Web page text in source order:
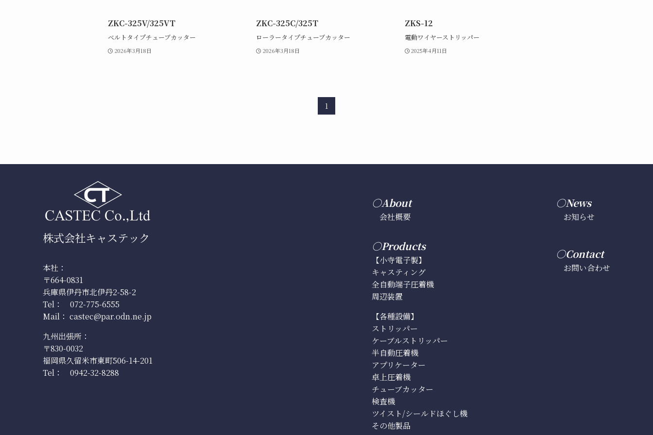
ZKC-325V/325VT
ベルトタイプチューブカッター
2026年3月18日
ZKC-325C/325T
ローラータイプチューブカッター
2026年3月18日
ZKS-12
電動ワイヤーストリッパー
2025年4月11日
1
株式会社キャステック
本社：
〒664-0831
兵庫県伊丹市北伊丹2-58-2
Tel： 072-775-6555
Mail： castec@par.odn.ne.jp
九州出張所：
〒830-0032
福岡県久留米市東町506-14-201
Tel： 0942-32-8288
○About
会社概要
○Products
【小寺電子製】
キャスティング
全自動端子圧着機
周辺装置
【各種設備】
ストリッパー
ケーブルストリッパー
半自動圧着機
アプリケーター
卓上圧着機
チューブカッター
検査機
ツイスト/シールドほぐし機
その他製品
○News
お知らせ
○Contact
お問い合わせ